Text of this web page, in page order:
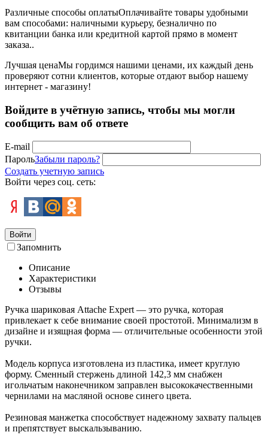
Различные способы оплатыОплачивайте товары удобными
вам способами: наличными курьеру, безналично по
квитанции банка или кредитной картой прямо в момент
заказа..
Лучшая ценаМы гордимся нашими ценами, их каждый день
проверяют сотни клиентов, которые отдают выбор нашему
интернет - магазину!
Войдите в учётную запись, чтобы мы могли
сообщить вам об ответе
E-mail
ПарольЗабыли пароль?
Создать учетную запись
Войти через соц. сеть:
Войти
Запомнить
Описание
Характеристики
Отзывы
Ручка шариковая Attache Expert — это ручка, которая
привлекает к себе внимание своей простотой. Минимализм в
дизайне и изящная форма — отличительные особенности этой
ручки.
Модель корпуса изготовлена из пластика, имеет круглую
форму. Сменный стержень длиной 142,3 мм снабжен
игольчатым наконечником заправлен высококачественными
чернилами на масляной основе синего цвета.
Резиновая манжетка способствует надежному захвату пальцев
и препятствует выскальзыванию.